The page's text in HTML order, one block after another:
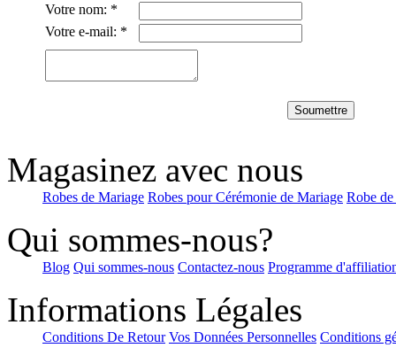
Fourreau/Columnn Sans brete...
€110.39
Fourreau Mousseline polyest...
€89.23
€68.99
Votre nom: *
Votre e-mail: *
Soumettre
Magasinez avec nous
Robes de Mariage Robes pour Cérémonie de Mariage Robe
Qui sommes-nous?
Blog Qui sommes-nous Contactez-nous Programme
Informations Légales
Conditions De Retour Vos Données Personnelles Conditions